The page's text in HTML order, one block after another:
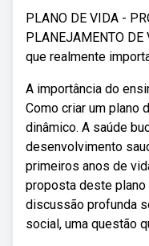
PLANO DE VIDA -
PLANEJAMENTO
que realmente
A importância do
Como criar um plano
dinâmico. A saúde
desenvolvimento
primeiros anos de
proposta deste plano
discussão profunda
social, uma questão